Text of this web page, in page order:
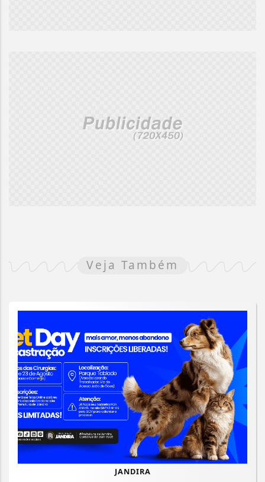
Veja Também
JANDIRA